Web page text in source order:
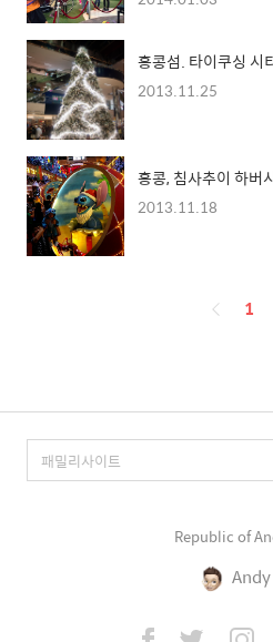
홍콩섬. 타이쿠싱 시
2013.11.25
홍콩, 침사추이 하버
2013.11.18
페
1
Republic of